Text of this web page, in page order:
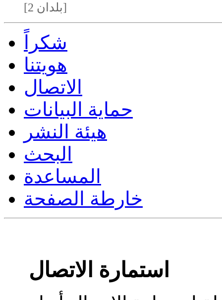
[2 بلدان]
شكراً
هويتنا
الاتصال
حماية البيانات
هيئة النشر
البحث
المساعدة
خارطة الصفحة
استمارة الاتصال